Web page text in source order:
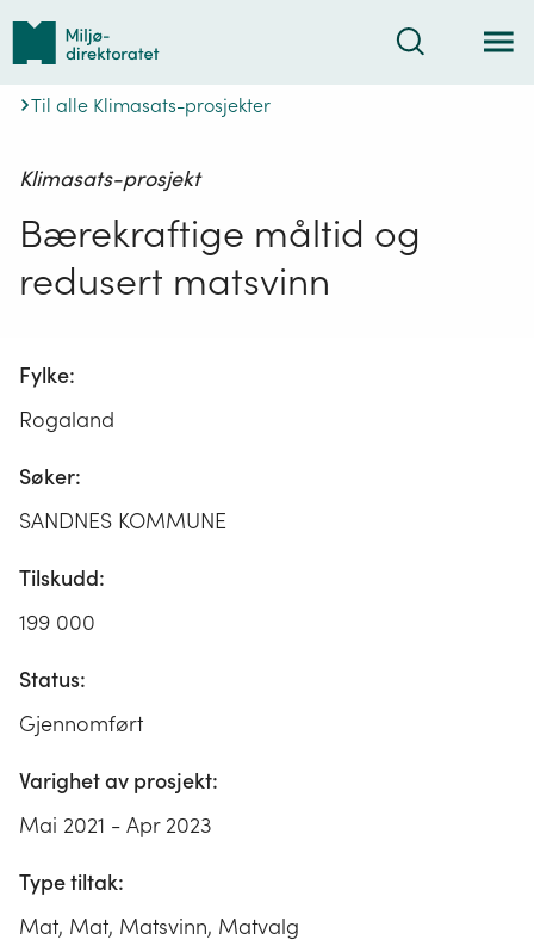
Tilbake
forsiden
Søk
Til alle Klimasats-prosjekter
Klimasats-prosjekt
Bærekraftige måltid og
redusert matsvinn
Fylke:
Rogaland
Søker:
SANDNES KOMMUNE
Tilskudd:
199 000
Status:
Gjennomført
Varighet av prosjekt:
Mai 2021 - Apr 2023
Type tiltak:
Mat, Mat, Matsvinn, Matvalg